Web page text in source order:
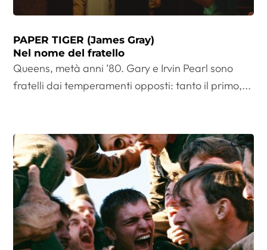
PAPER TIGER (James Gray)
Nel nome del fratello
Queens, metà anni ’80. Gary e Irvin Pearl sono
fratelli dai temperamenti opposti: tanto il primo,...